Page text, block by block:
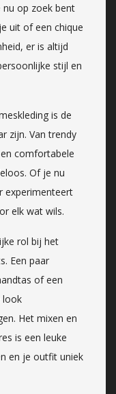
nu op zoek bent
uit of een chique
er is altijd
stijl en
is de
zijn. Van trendy
comfortabele
Of je nu
experimenteert
elk wat wils.
rol bij het
Een paar
of een
look
Het mixen en
is een leuke
en je outfit uniek